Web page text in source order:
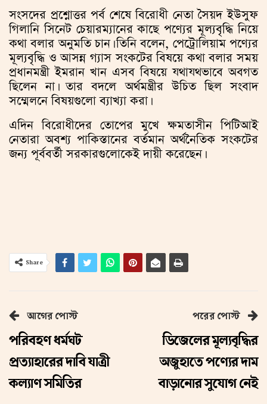
সংসদের প্রশ্নোত্তর পর্ব শেষে বিরোধী নেতা সৈয়দ ইউসুফ
গিলানি সিনেট চেয়ারম্যানের কাছে পণ্যের মূল্যবৃদ্ধি নিয়ে
কথা বলার অনুমতি চান। তিনি বলেন, পেট্রোলিয়াম পণ্যের
মূল্যবৃদ্ধি ও আসন্ন গ্যাস সংকটের বিষয়ে কথা বলার সময়
প্রধানমন্ত্রী ইমরান খান এসব বিষয়ে যথাযথভাবে অবগত
ছিলেন না। তার বদলে অর্থমন্ত্রীর উচিত ছিল সংবাদ
সম্মেলনে বিষয়গুলো ব্যাখ্যা করা।
এদিন বিরোধীদের তোপের মুখে ক্ষমতাসীন পিটিআই
নেতারা অবশ্য পাকিস্তানের বর্তমান অর্থনৈতিক সংকটের
জন্য পূর্ববর্তী সরকারগুলোকেই দায়ী করেছেন।
Share
আগের পোস্ট
পরিবহণ ধর্মঘট
প্রত্যাহারের দাবি যাত্রী
কল্যাণ সমিতির
পরের পোস্ট
ডিজেলের মূল্যবৃদ্ধির
অজুহাতে পণ্যের দাম
বাড়ানোর সুযোগ নেই